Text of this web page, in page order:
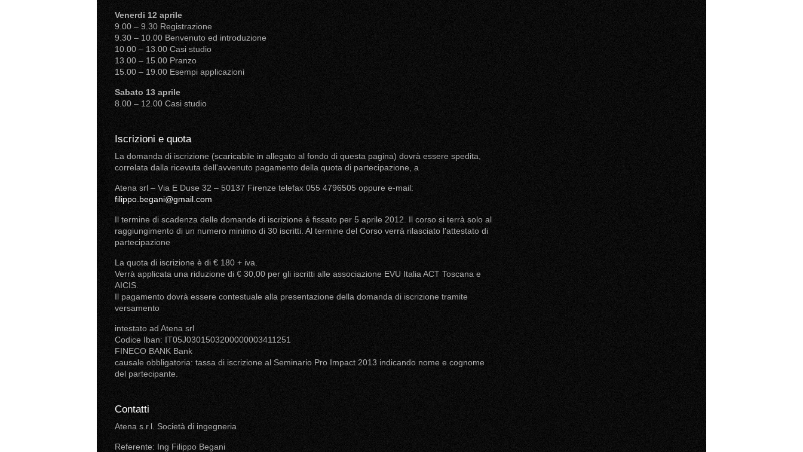
Venerdi 12 aprile
9.00 – 9.30 Registrazione
9.30 – 10.00 Benvenuto ed introduzione
10.00 – 13.00 Casi studio
13.00 – 15.00 Pranzo
15.00 – 19.00 Esempi applicazioni
Sabato 13 aprile
8.00 – 12.00 Casi studio
Iscrizioni e quota
La domanda di iscrizione (scaricabile in allegato al fondo di questa pagina) dovrà essere spedita,
correlata dalla ricevuta dell'avvenuto pagamento della quota di partecipazione, a
Atena srl – Via E Duse 32 – 50137 Firenze telefax 055 4796505 oppure e-mail:
filippo.begani@gmail.com
Il termine di scadenza delle domande di iscrizione è fissato per 5 aprile 2012. Il corso si terrà solo al
raggiungimento di un numero minimo di 30 iscritti. Al termine del Corso verrà rilasciato l'attestato di
partecipazione
La quota di iscrizione è di € 180 + iva.
Verrà applicata una riduzione di € 30,00 per gli iscritti alle associazione EVU Italia ACT Toscana e
AICIS.
Il pagamento dovrà essere contestuale alla presentazione della domanda di iscrizione tramite
versamento
intestato ad Atena srl
Codice Iban: IT05J0301503200000003411251
FINECO BANK Bank
causale obbligatoria: tassa di iscrizione al Seminario Pro Impact 2013 indicando nome e cognome
del partecipante.
Contatti
Atena s.r.l. Società di ingegneria
Referente: Ing Filippo Begani